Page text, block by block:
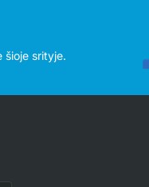
šioje srityje.